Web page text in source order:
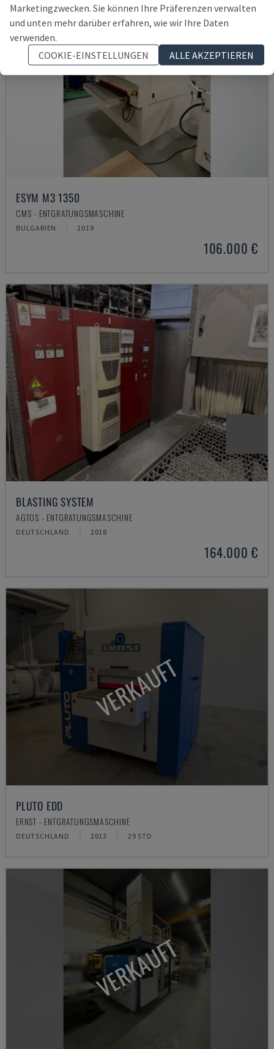
ESYM M3 1350
CMS - ENTGRATUNGSMASCHINE
BULGARIEN 2019
106.000 €
BLASTING SYSTEM
AGTOS - ENTGRATUNGSMASCHINE
DEUTSCHLAND 2018
164.000 €
VERKAUFT
PLUTO EDD
ERNST - ENTGRATUNGSMASCHINE
DEUTSCHLAND 2013 29 STD
VERKAUFT
Marketingzwecken. Sie können Ihre Präferenzen verwalten
und unten mehr darüber erfahren, wie wir Ihre Daten
verwenden.
COOKIE-EINSTELLUNGEN
ALLE AKZEPTIEREN